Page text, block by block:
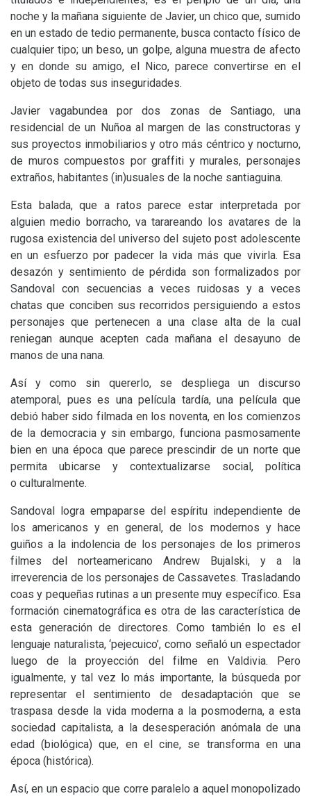
noche y la mañana siguiente de Javier, un chico que, sumido
en un estado de tedio permanente, busca contacto físico de
cualquier tipo; un beso, un golpe, alguna muestra de afecto
y en donde su amigo, el Nico, parece convertirse en el
objeto de todas sus inseguridades.
Javier vagabundea por dos zonas de Santiago, una
residencial de un Nuñoa al margen de las constructoras y
sus proyectos inmobiliarios y otro más céntrico y nocturno,
de muros compuestos por graffiti y murales, personajes
extraños, habitantes (in)usuales de la noche santiaguina.
Esta balada, que a ratos parece estar interpretada por
alguien medio borracho, va tarareando los avatares de la
rugosa existencia del universo del sujeto post adolescente
en un esfuerzo por padecer la vida más que vivirla. Esa
desazón y sentimiento de pérdida son formalizados por
Sandoval con secuencias a veces ruidosas y a veces
chatas que conciben sus recorridos persiguiendo a estos
personajes que pertenecen a una clase alta de la cual
reniegan aunque acepten cada mañana el desayuno de
manos de una nana.
Así y como sin quererlo, se despliega un discurso
atemporal, pues es una película tardía, una película que
debió haber sido filmada en los noventa, en los comienzos
de la democracia y sin embargo, funciona pasmosamente
bien en una época que parece prescindir de un norte que
permita ubicarse y contextualizarse social, política
o culturalmente.
Sandoval logra empaparse del espíritu independiente de
los americanos y en general, de los modernos y hace
guiños a la indolencia de los personajes de los primeros
filmes del norteamericano Andrew Bujalski, y a la
irreverencia de los personajes de Cassavetes. Trasladando
coas y pequeñas rutinas a un presente muy específico. Esa
formación cinematográfica es otra de las característica de
esta generación de directores. Como también lo es el
lenguaje naturalista, ‘pejecuico’, como señaló un espectador
luego de la proyección del filme en Valdivia. Pero
igualmente, y tal vez lo más importante, la búsqueda por
representar el sentimiento de desadaptación que se
traspasa desde la vida moderna a la posmoderna, a esta
sociedad capitalista, a la desesperación anómala de una
edad (biológica) que, en el cine, se transforma en una
época (histórica).
Así, en un espacio que corre paralelo a aquel monopolizado